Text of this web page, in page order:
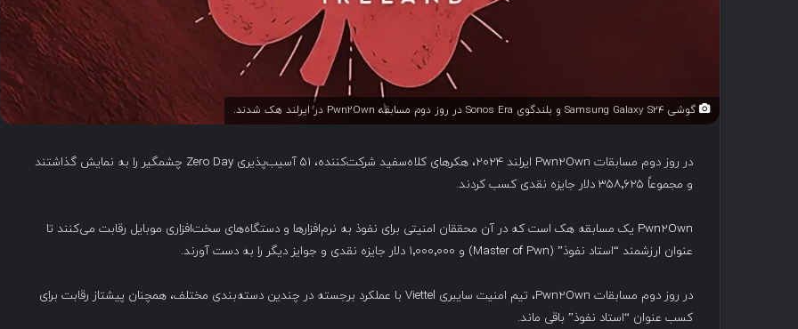
گوشی Samsung Galaxy S24 و بلندگوی Sonos Era در روز دوم مسابقه Pwn2Own در ایرلند هک شدند.
در روز دوم مسابقات Pwn2Own ایرلند ۲۰۲۴، هکرهای کلاه‌سفید شرکت‌کننده، ۵۱ آسیب‌پذیری Zero Day چشمگیر را به نمایش گذاشتند
و مجموعاً ۳۵۸٬۶۲۵ دلار جایزه نقدی کسب کردند.
Pwn2Own یک مسابقه هک است که در آن محققان امنیتی برای نفوذ به نرم‌افزارها و دستگاه‌های سخت‌افزاری موبایل رقابت می‌کنند تا
عنوان ارزشمند “استاد نفوذ” (Master of Pwn) و ۱٬۰۰۰٬۰۰۰ دلار جایزه نقدی و جوایز دیگر را به دست آورند.
در روز دوم مسابقات Pwn2Own، تیم امنیت سایبری Viettel با عملکرد برجسته در چندین دسته‌بندی مختلف، همچنان پیشتاز رقابت برای
کسب عنوان “استاد نفوذ” باقی ماند.